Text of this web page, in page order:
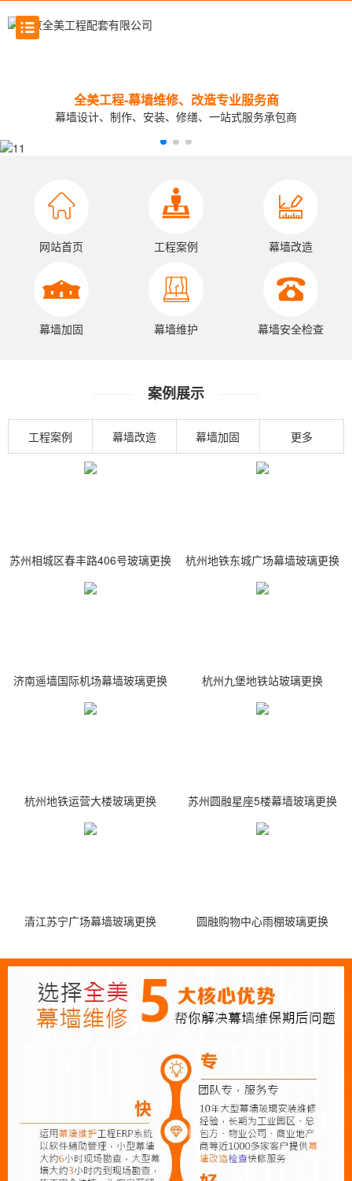
全美工程-幕墙维修、改造专业服务商
幕墙设计、制作、安装、修缮、一站式服务承包商
网站首页 工程案例 幕墙改造
幕墙加固 幕墙维护 幕墙安全检查
案例展示
工程案例 幕墙改造 幕墙加固 更多
苏州相城区春丰路406号玻璃更换 杭州地铁东城广场幕墙玻璃更换
济南遥墙国际机场幕墙玻璃更换 杭州九堡地铁站玻璃更换
杭州地铁运营大楼玻璃更换 苏州圆融星座5楼幕墙玻璃更换
清江苏宁广场幕墙玻璃更换 圆融购物中心雨棚玻璃更换